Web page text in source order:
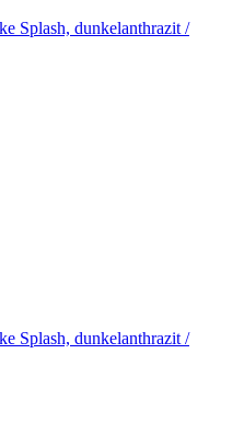
Splash, dunkelanthrazit /
Splash, dunkelanthrazit /